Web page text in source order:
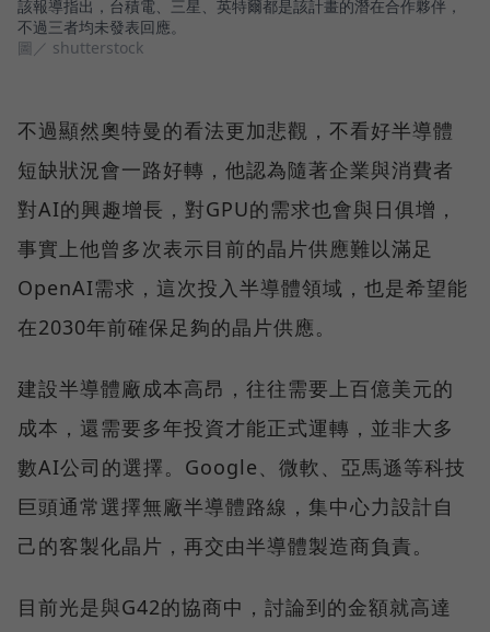
該報導指出，台積電、三星、英特爾都是該計畫的潛在合作夥伴，
不過三者均未發表回應。
圖／ shutterstock
不過顯然奧特曼的看法更加悲觀，不看好半導體
短缺狀況會一路好轉，他認為隨著企業與消費者
對AI的興趣增長，對GPU的需求也會與日俱增，
事實上他曾多次表示目前的晶片供應難以滿足
OpenAI需求，這次投入半導體領域，也是希望能
在2030年前確保足夠的晶片供應。
建設半導體廠成本高昂，往往需要上百億美元的
成本，還需要多年投資才能正式運轉，並非大多
數AI公司的選擇。Google、微軟、亞馬遜等科技
巨頭通常選擇無廠半導體路線，集中心力設計自
己的客製化晶片，再交由半導體製造商負責。
目前光是與G42的協商中，討論到的金額就高達